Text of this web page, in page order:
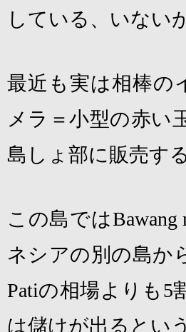
している、いない
最近も実は相棒の
メラ＝小型の赤い
島しょ部に販売す
この島ではBawang
ネシアの別の島か
Patiの相場よりも 5
は儲けが出るとい